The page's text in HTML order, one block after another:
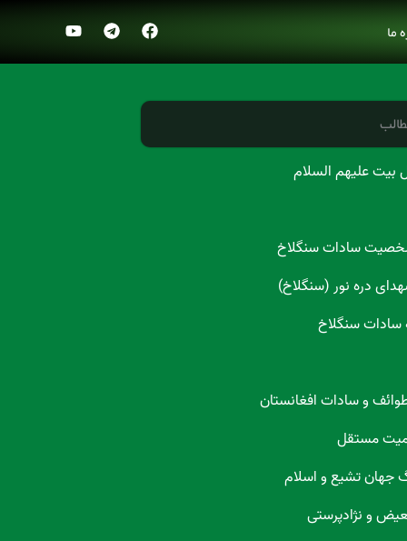
ما
بیت علیهم السلام
سادات سنگلاخ
دره نور (سنگلاخ)
سادات سنگلاخ
و سادات افغانستان
مستقل
جهان تشیع و اسلام
و نژادپرستی